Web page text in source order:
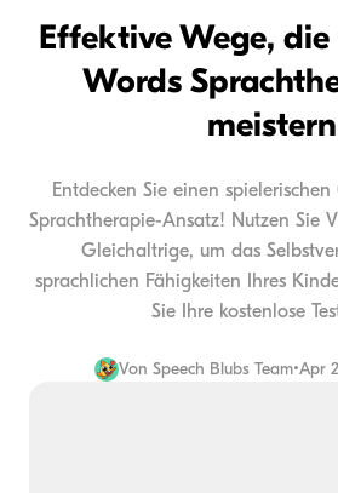
Effektive Wege,
Words
meistern
Entdecken Sie einen
Sprachtherapie-Ansatz! Nutzen Sie
Gleichaltrige, um das
sprachlichen Fähigkeiten Ihres
Sie Ihre kostenlose
Von Speech Blubs Team•Apr